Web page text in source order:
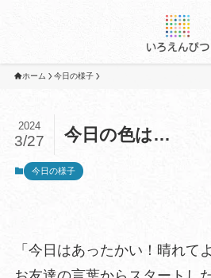
ホーム 今日の様子
今日の色は…
2024
3/27
今日の様子
「今日はあったかい！晴れて